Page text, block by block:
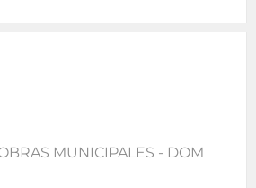
MUNICIPALES - DOM